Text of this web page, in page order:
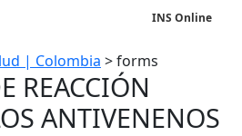
INS Online
| Colombia >forms
REACCIÓN
ANTIVENENOS